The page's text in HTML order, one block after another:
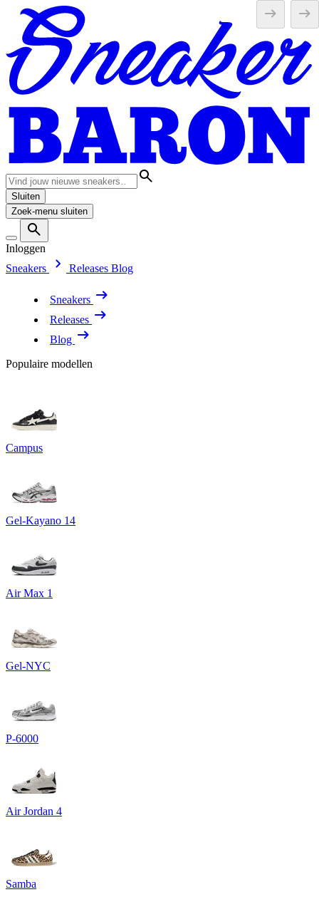
Sluiten
Zoek-menu sluiten
Inloggen
Sneakers
Releases Blog
Sneakers
Releases
Blog
Populaire modellen
Campus
Gel-Kayano 14
Air Max 1
Gel-NYC
P-6000
Air Jordan 4
Samba